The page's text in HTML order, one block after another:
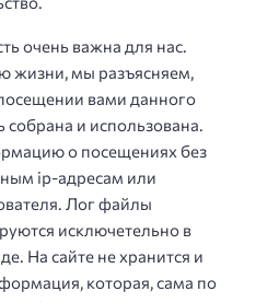
очень важна для нас.
жизни, мы разъясняем,
вами данного
собрана и использована.
о посещениях без
ip-адресам или
Лог файлы
исключетельно в
На сайте не хранится и
которая, сама по